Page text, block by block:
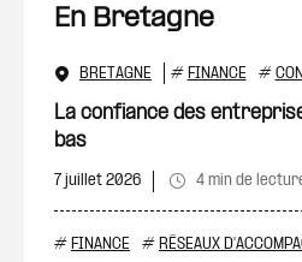
En Bretagne
BRETAGNE # FINANCE #
La confiance des
bas
7 juillet 2026 4 min de
# FINANCE # RÉSEAUX